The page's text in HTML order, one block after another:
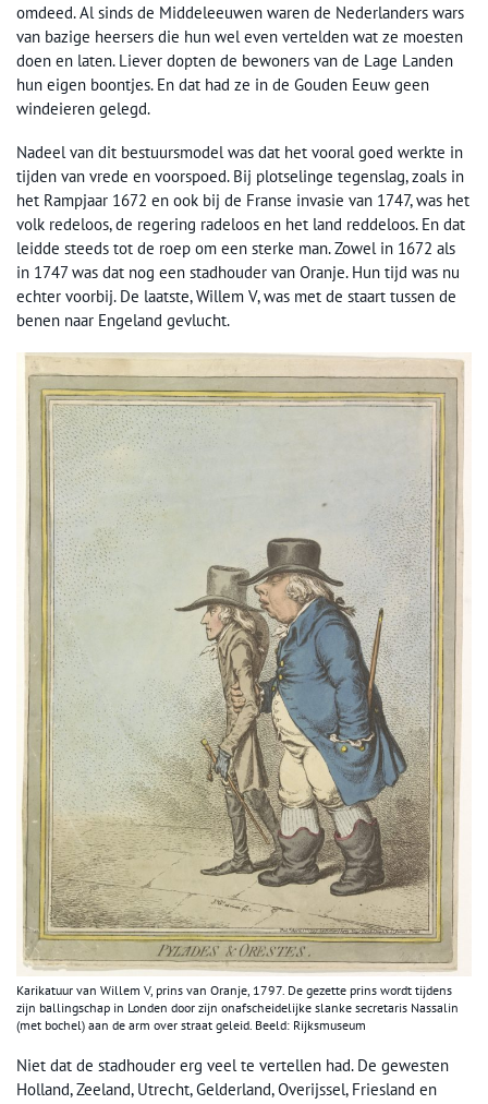
omdeed. Al sinds de Middeleeuwen waren de Nederlanders wars
van bazige heersers die hun wel even vertelden wat ze moesten
doen en laten. Liever dopten de bewoners van de Lage Landen
hun eigen boontjes. En dat had ze in de Gouden Eeuw geen
windeieren gelegd.
Nadeel van dit bestuursmodel was dat het vooral goed werkte in
tijden van vrede en voorspoed. Bij plotselinge tegenslag, zoals in
het Rampjaar 1672 en ook bij de Franse invasie van 1747, was het
volk redeloos, de regering radeloos en het land reddeloos. En dat
leidde steeds tot de roep om een sterke man. Zowel in 1672 als
in 1747 was dat nog een stadhouder van Oranje. Hun tijd was nu
echter voorbij. De laatste, Willem V, was met de staart tussen de
benen naar Engeland gevlucht.
Karikatuur van Willem V, prins van Oranje, 1797. De gezette prins wordt tijdens
zijn ballingschap in Londen door zijn onafscheidelijke slanke secretaris Nassalin
(met bochel) aan de arm over straat geleid. Beeld: Rijksmuseum
Niet dat de stadhouder erg veel te vertellen had. De gewesten
Holland, Zeeland, Utrecht, Gelderland, Overijssel, Friesland en